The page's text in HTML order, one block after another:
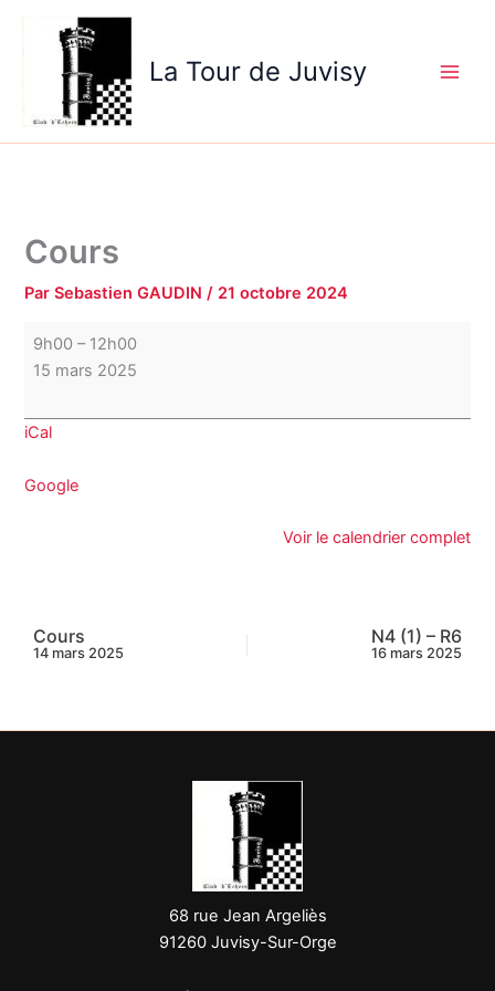
La Tour de Juvisy
Cours
ParSebastien GAUDIN/ 21 octobre 2024
9h00 – 12h00
15 mars 2025
iCal
Google
Voir le calendrier complet
Cours
14 mars 2025
N4 (1) – R6
16 mars 2025
68 rue Jean Argeliès
91260 Juvisy-Sur-Orge